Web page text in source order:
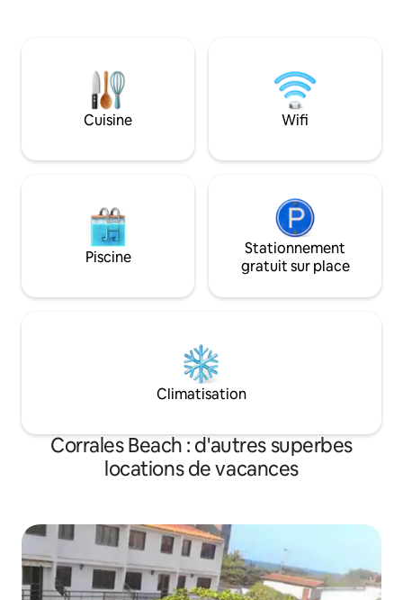
peut servir de deuxième chambre (lit
superposé + canapé-lit) et grand
dressing. - Cuisine entièrement équipée
et coin petit-déjeuner pour 2 personnes.
nous des
supplémentaires
parfaite vous
Cuisine Wifi
Piscine
Stationnement
gratuit sur place
Climatisation
Corrales Beach : d'autres superbes
locations de vacances